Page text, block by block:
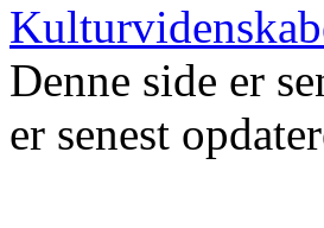
Denne side er
er senest